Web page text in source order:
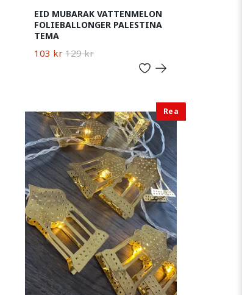
EID MUBARAK VATTENMELON
FOLIEBALLONGER PALESTINA
TEMA
103 kr 129 kr
Rea